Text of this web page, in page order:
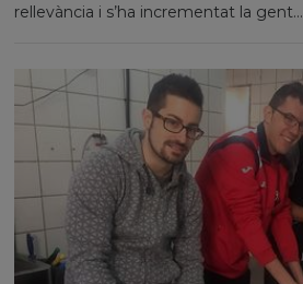
rellevància i s’ha incrementat la gent...